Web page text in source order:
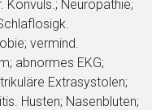
Konvuls.; Neuropathie;
vermind.
abnormes EKG;
Extrasystolen;
Husten; Nasenbluten;